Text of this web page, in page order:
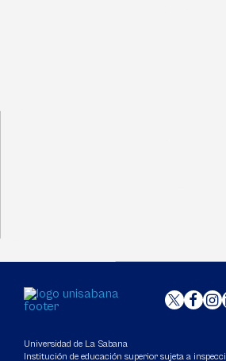
Universidad de La Sabana
Institución de educación superior sujeta a